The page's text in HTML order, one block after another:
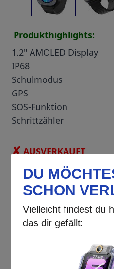
Produkthighlights:
1.2" AMOLED Display
IP68
Schulmodus
GPS
SOS-Funktion
Schrittzähler
✘AUSVERKAUFT
Vergiss